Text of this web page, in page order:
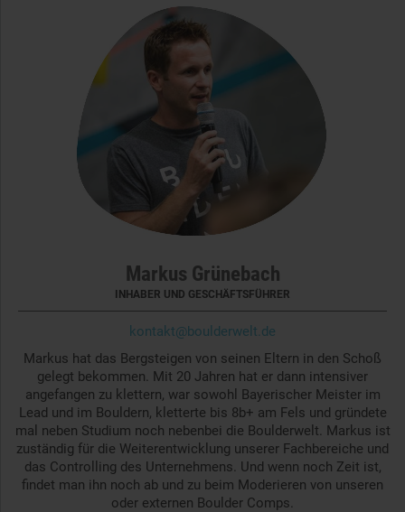
Markus Grünebach
INHABER UND GESCHÄFTSFÜHRER
kontakt@boulderwelt.de
Markus hat das Bergsteigen von seinen Eltern in den Schoß
gelegt bekommen. Mit 20 Jahren hat er dann intensiver
angefangen zu klettern, war sowohl Bayerischer Meister im
Lead und im Bouldern, kletterte bis 8b+ am Fels und gründete
mal neben Studium noch nebenbei die Boulderwelt. Markus ist
zuständig für die Weiterentwicklung unserer Fachbereiche und
das Controlling des Unternehmens. Und wenn noch Zeit ist,
findet man ihn noch ab und zu beim Moderieren von unseren
oder externen Boulder Comps.